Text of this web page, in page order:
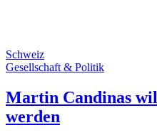
Schweiz
Gesellschaft & Politik
Martin Candinas
werden